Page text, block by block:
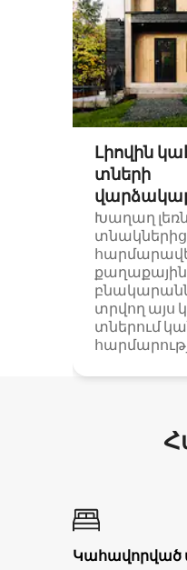
Լիովին
տների
Խաղաղ
տնակներից
քաղաքային
տրվող այս
տներում
Կահավորված